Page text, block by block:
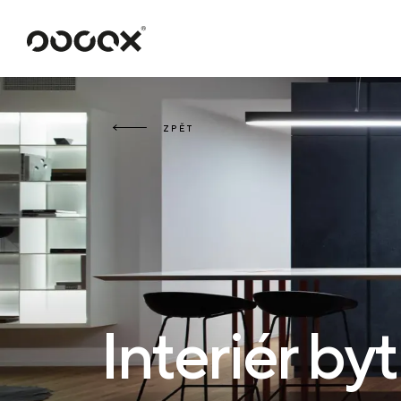
U
ČTI JAKO
ZPĚT
Interiér